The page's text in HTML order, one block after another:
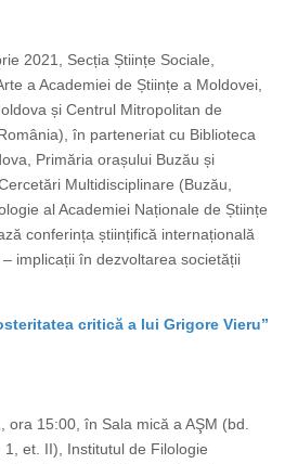
2021, Secția Științe Sociale,
a Academiei de Științe a Moldovei,
și Centrul Mitropolitan de
în parteneriat cu Biblioteca
Primăria orașului Buzău și
Multidisciplinare (Buzău,
al Academiei Naționale de Științe
conferința științifică internațională
– implicații în dezvoltarea societății
critică a lui Grigore Vieru”
15:00, în Sala mică a AŞM (bd.
et. II), Institutul de Filologie